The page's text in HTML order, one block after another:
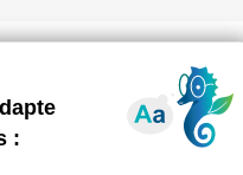
← 1 3 →